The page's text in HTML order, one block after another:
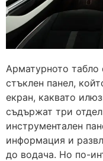
Арматурното табло
стъклен панел,
екран, каквато
съдържат три
инструментален
информация и
до водача. Но по-